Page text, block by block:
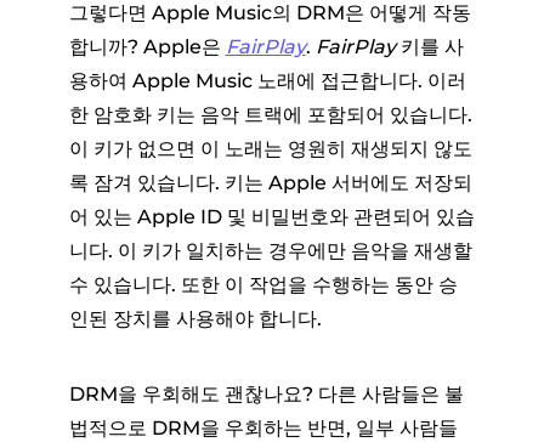
그렇다면 Apple Music의 DRM은 어떻게 작동
합니까? Apple은 FairPlay. FairPlay키를 사
용하여 Apple Music 노래에 접근합니다. 이러
한 암호화 키는 음악 트랙에 포함되어 있습니다.
이 키가 없으면 이 노래는 영원히 재생되지 않도
록 잠겨 있습니다. 키는 Apple 서버에도 저장되
어 있는 Apple ID 및 비밀번호와 관련되어 있습
니다. 이 키가 일치하는 경우에만 음악을 재생할
수 있습니다. 또한 이 작업을 수행하는 동안 승
인된 장치를 사용해야 합니다.
DRM을 우회해도 괜찮나요? 다른 사람들은 불
법적으로 DRM을 우회하는 반면, 일부 사람들